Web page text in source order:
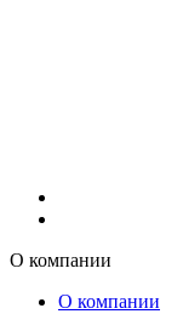
О компании
О компании